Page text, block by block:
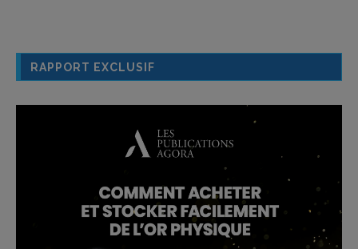
RAPPORT EXCLUSIF